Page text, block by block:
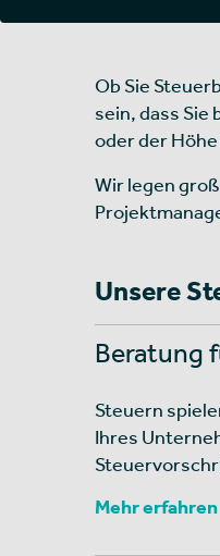
Ob Sie
sein, dass
oder der
Wir legen
Unsere
Beratung
Steuern
Ihres
Mehr erfahren